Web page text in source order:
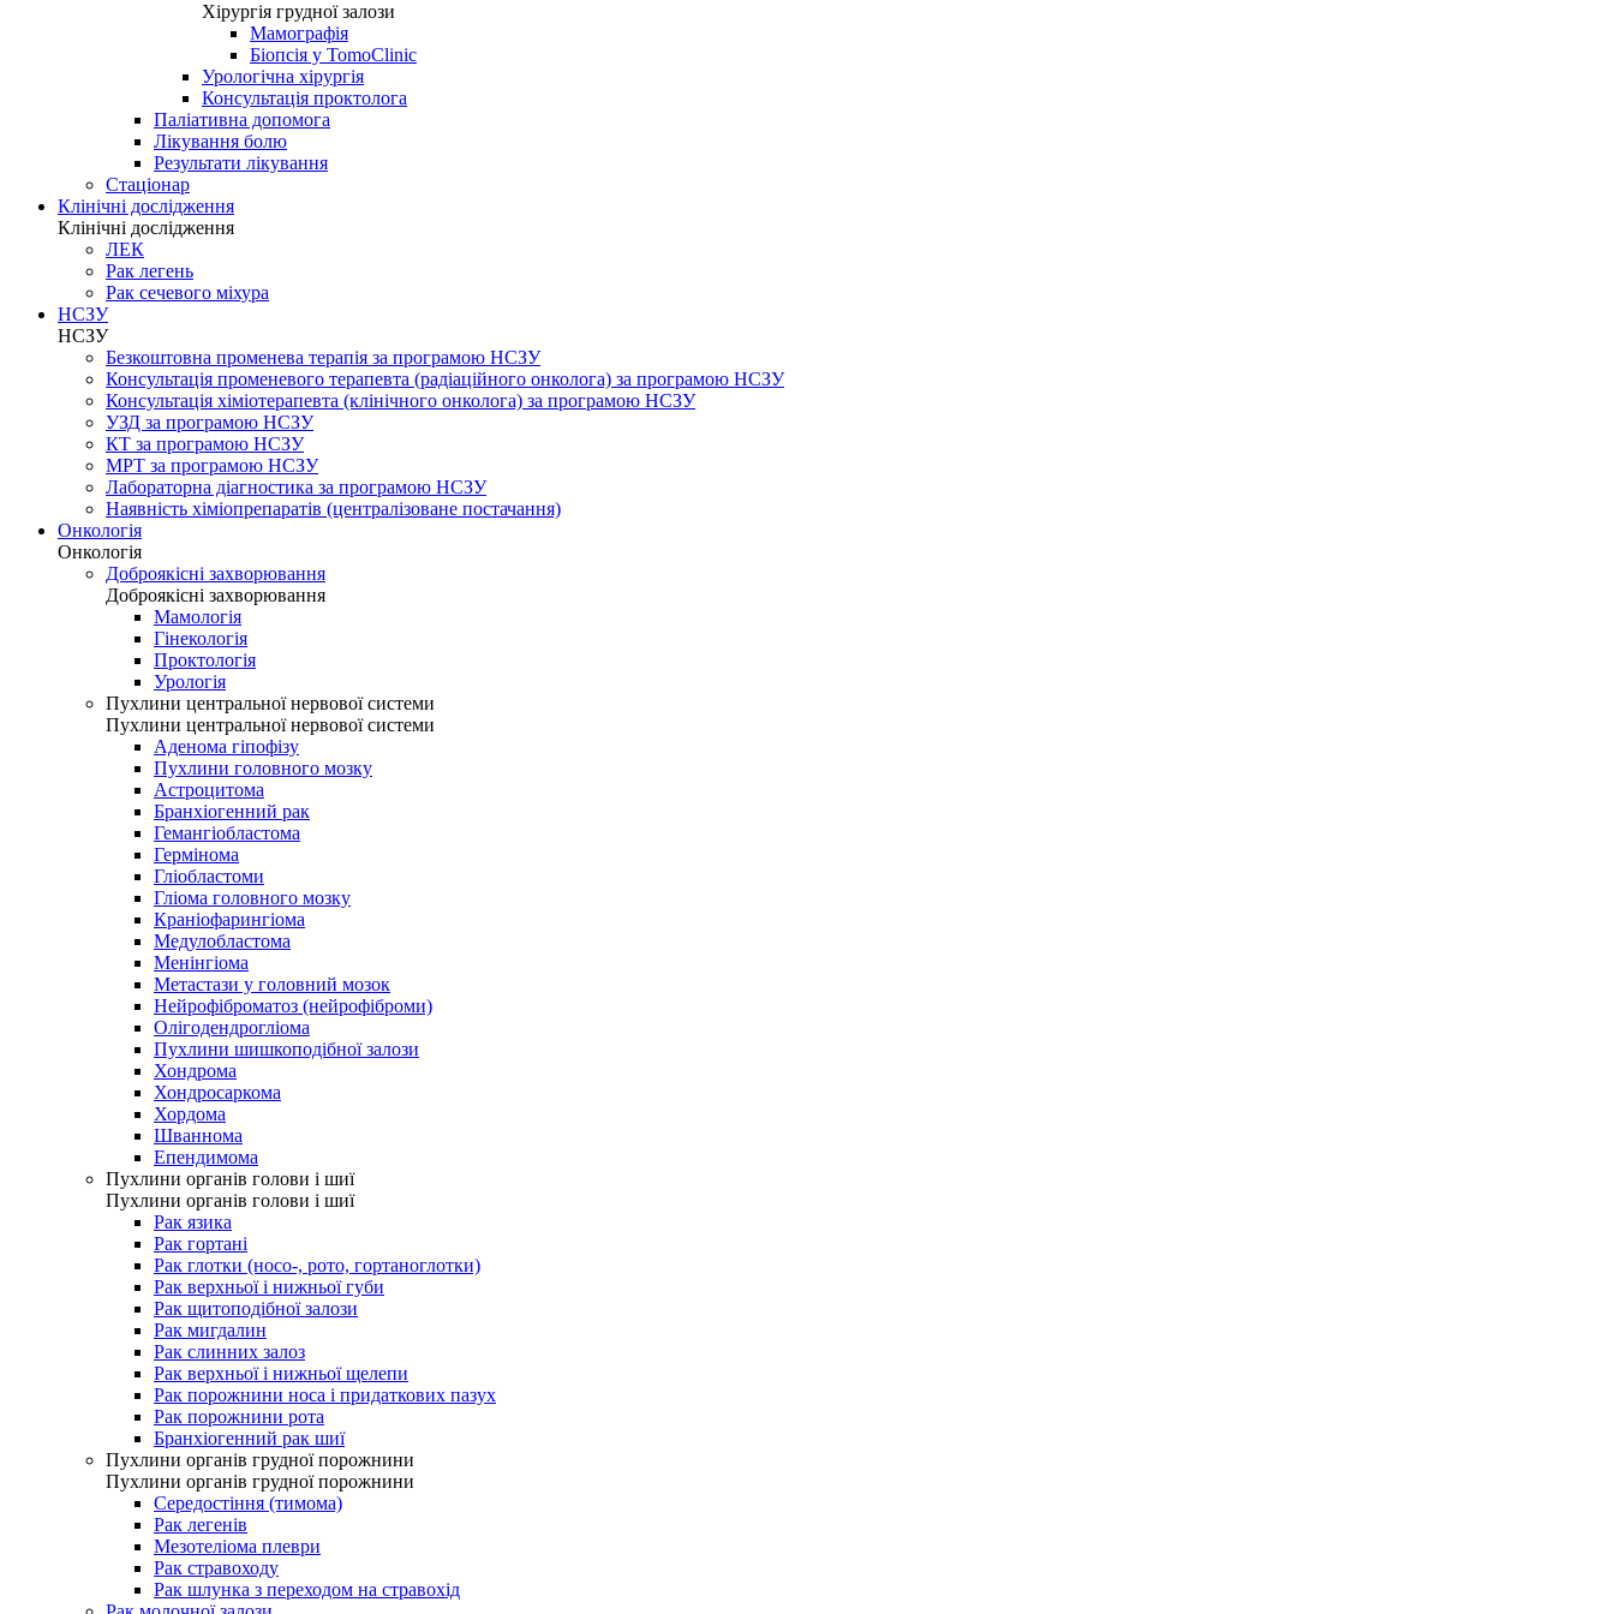
Хірургія грудної залози
Мамографія
Біопсія у TomoClinic
Урологічна хірургія
Консультація проктолога
Паліативна допомога
Лікування болю
Результати лікування
Стаціонар
Клінічні дослідження
Клінічні дослідження
ЛЕК
Рак легень
Рак сечевого міхура
НСЗУ
НСЗУ
Безкоштовна променева терапія за програмою НСЗУ
Консультація променевого терапевта (радіаційного онколога) за програмою НСЗУ
Консультація хіміотерапевта (клінічного онколога) за програмою НСЗУ
УЗД за програмою НСЗУ
КТ за програмою НСЗУ
МРТ за програмою НСЗУ
Лабораторна діагностика за програмою НСЗУ
Наявність хіміопрепаратів (централізоване постачання)
Онкологія
Онкологія
Доброякісні захворювання
Доброякісні захворювання
Мамологія
Гінекологія
Проктологія
Урологія
Пухлини центральної нервової системи
Пухлини центральної нервової системи
Аденома гіпофізу
Пухлини головного мозку
Астроцитома
Бранхіогенний рак
Гемангіобластома
Гермінома
Гліобластоми
Гліома головного мозку
Краніофарингіома
Медулобластома
Менінгіома
Метастази у головний мозок
Нейрофіброматоз (нейрофіброми)
Олігодендрогліома
Пухлини шишкоподібної залози
Хондрома
Хондросаркома
Хордома
Шваннома
Епендимома
Пухлини органів голови і шиї
Пухлини органів голови і шиї
Рак язика
Рак гортані
Рак глотки (носо-, рото, гортаноглотки)
Рак верхньої і нижньої губи
Рак щитоподібної залози
Рак мигдалин
Рак слинних залоз
Рак верхньої і нижньої щелепи
Рак порожнини носа і придаткових пазух
Рак порожнини рота
Бранхіогенний рак шиї
Пухлини органів грудної порожнини
Пухлини органів грудної порожнини
Середостіння (тимома)
Рак легенів
Мезотеліома плеври
Рак стравоходу
Рак шлунка з переходом на стравохід